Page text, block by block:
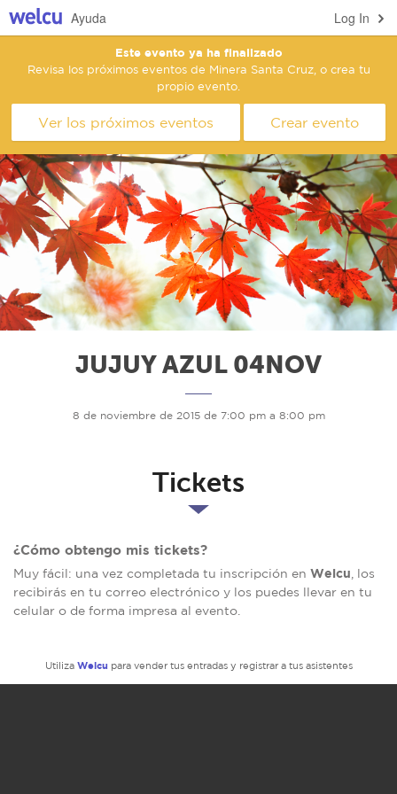
Log In
Ayuda
Este evento ya ha finalizado
Revisa los próximos eventos de Minera Santa Cruz, o crea tu
propio evento.
Ver los próximos eventos Crear evento
JUJUY AZUL 04NOV
8 de noviembre de 2015 de 7:00 pm a 8:00 pm
Tickets
¿Cómo obtengo mis tickets?
Muy fácil: una vez completada tu inscripción en Welcu , los
recibirás en tu correo electrónico y los puedes llevar en tu
celular o de forma impresa al evento.
Utiliza Welcu para vender tus entradas y registrar a tus asistentes